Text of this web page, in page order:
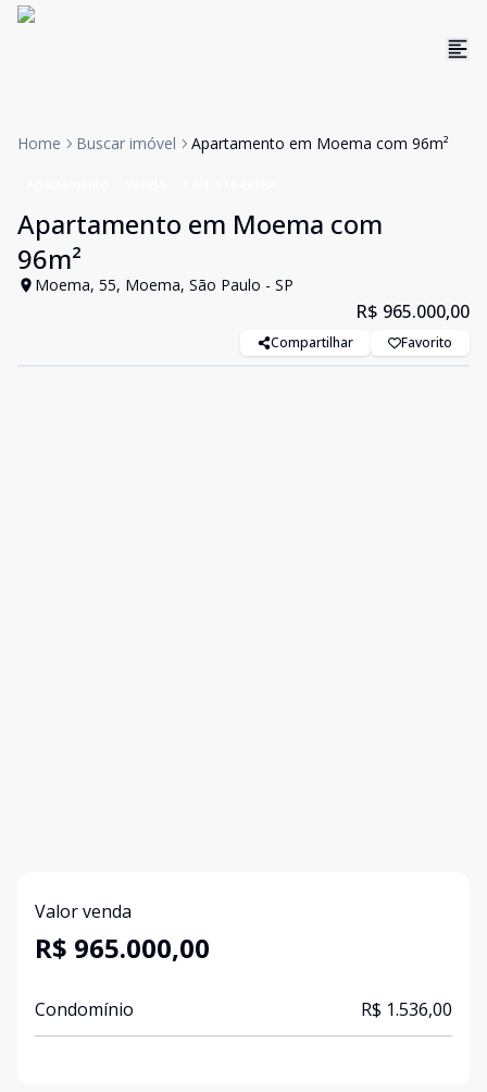
Home Buscar imóvel Apartamento em Moema com 96m²
Apartamento em Moema com
96m²
Moema, 55, Moema, São Paulo - SP
R$ 965.000,00
Compartilhar Favorito
Valor venda
R$ 965.000,00
Condomínio R$ 1.536,00